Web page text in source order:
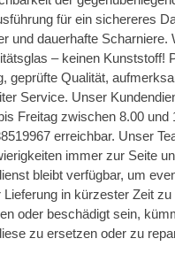
für ein sichereres
und dauerhafte Scharniere.
– keinen Kunststoff!
geprüfte Qualität,
Service. Unser
Freitag zwischen 8.00 und
erreichbar. Unser
immer zur Seite
bleibt verfügbar, um
Lieferung in kürzester Zeit
oder beschädigt sein,
zu ersetzen oder zu